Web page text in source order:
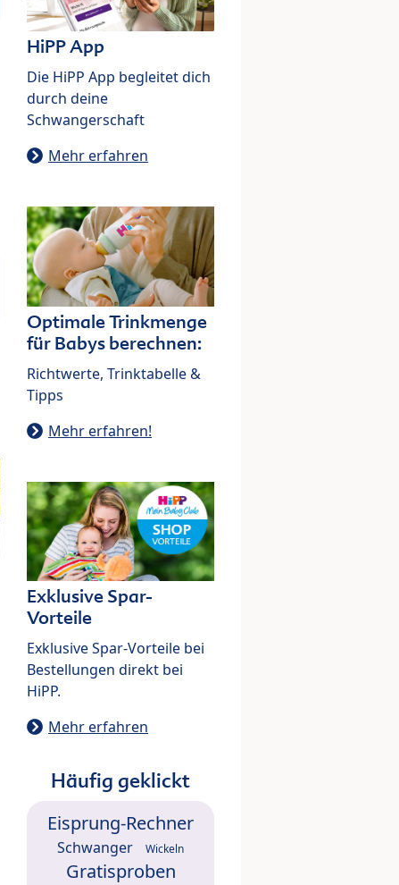
HiPP App
Die HiPP App begleitet dich
durch deine
Schwangerschaft
Mehr erfahren
Optimale Trinkmenge
für Babys berechnen:
Richtwerte, Trinktabelle &
Tipps
Mehr erfahren!
Exklusive Spar-
Vorteile
Exklusive Spar-Vorteile bei
Bestellungen direkt bei
HiPP.
Mehr erfahren
Häufig geklickt
Eisprung-Rechner
Schwanger Wickeln
Gratisproben